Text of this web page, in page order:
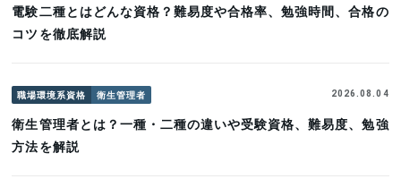
電験二種とはどんな資格？難易度や合格率、勉強時間、合格の
コツを徹底解説
職場環境系資格 衛生管理者 2026.08.04
衛生管理者とは？一種・二種の違いや受験資格、難易度、勉強
方法を解説